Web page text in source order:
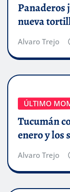
Panaderos
nueva
Alvaro Trejo
ÚLTIMO
Tucumán
enero y los
Alvaro Trejo